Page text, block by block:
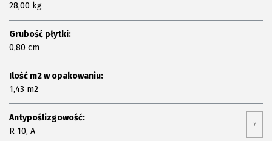
28,00 kg
Grubość płytki:
0,80 cm
Ilość m2 w opakowaniu:
1,43 m2
Antypoślizgowość:
R 10, A
?